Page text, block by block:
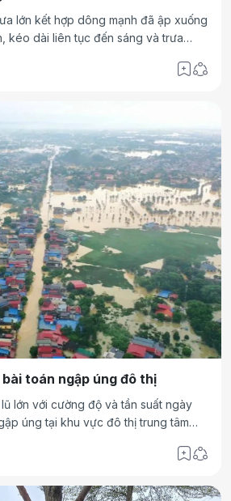
lớn kết hợp dông mạnh đã ập xuống
kéo dài liên tục đến sáng và trưa
núi. Mưa lớn đã gây tình trạng
toán ngập úng đô thị
lớn với cường độ và tần suất ngày
úng tại khu vực đô thị trung tâm
bài toán được đặt ra từ lâu, cũng đã
(mới) cũng đã có lời giải…